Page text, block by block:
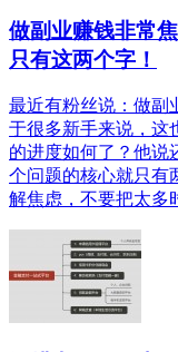
做副业赚钱非常
只有这两个字！
最近有粉丝说：做副
于很多新手来说，这
的进度如何了？他说
个问题的核心就只有
解焦虑，不要把太多